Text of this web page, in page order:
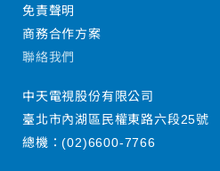
免責聲明
商務合作方案
聯絡我們
中天電視股份有限公司
臺北市內湖區民權東路六段25號
總機：(02)6600-7766